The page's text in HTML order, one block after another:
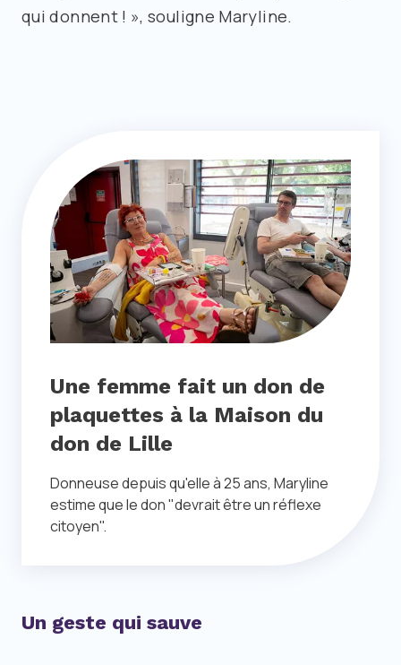
qui donnent ! », souligne Maryline.
Une femme fait un don de
plaquettes à la Maison du
don de Lille
Donneuse depuis qu'elle à 25 ans, Maryline
estime que le don "devrait être un réflexe
citoyen".
Un geste qui sauve